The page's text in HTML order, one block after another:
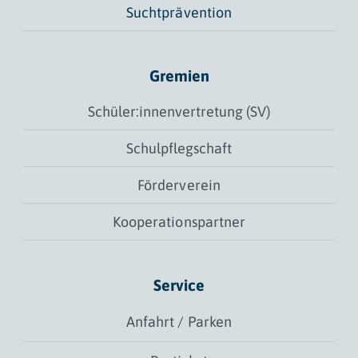
Suchtprävention
Gremien
Schüler:innenvertretung (SV)
Schulpflegschaft
Förderverein
Kooperationspartner
Service
Anfahrt / Parken